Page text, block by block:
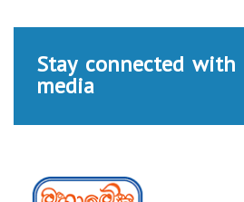
Stay connected with
media